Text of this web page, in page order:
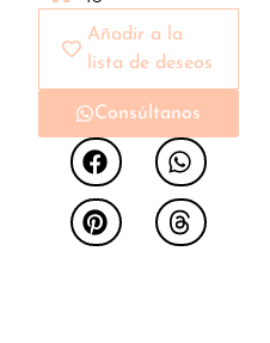
Añadir a la
lista de deseos
Consúltanos